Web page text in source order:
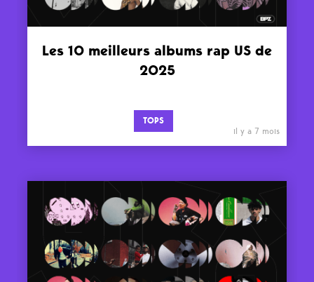
Les 10 meilleurs albums rap US de
2025
TOPS
il y a 7 mois